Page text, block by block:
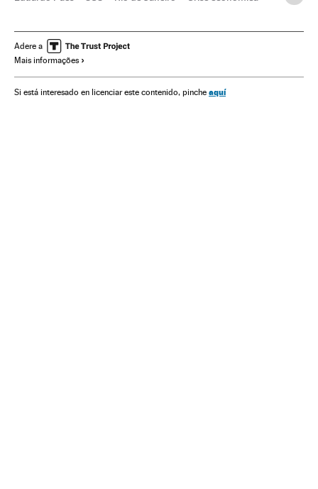
Recessão econômica Hospitais
Conjuntura econômica
Governo Brasil Brasil Ministérios Assistência sanitária
Adere a
Mais informações
Si está interesado en licenciar este contenido, pinche aquí